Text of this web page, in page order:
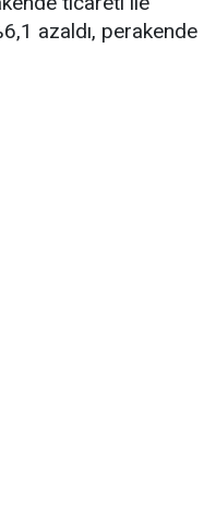
azaldı, perakende